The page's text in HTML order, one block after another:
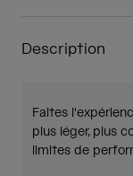
Description
Faites
plus léger, plus
limites de